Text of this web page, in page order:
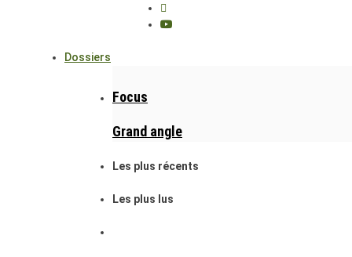
Dossiers
Focus
Grand angle
Les plus récents
Les plus lus